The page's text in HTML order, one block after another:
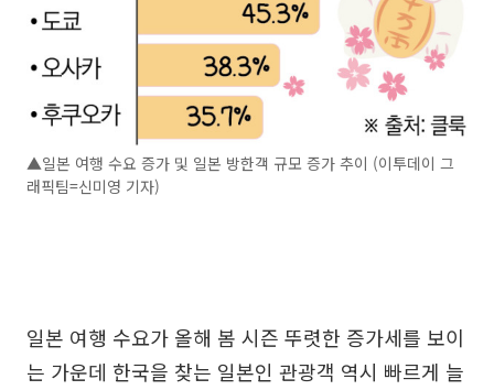
▲일본 여행 수요 증가 및 일본 방한객 규모 증가 추이 (이투데이 그
래픽팀=신미영 기자)
일본 여행 수요가 올해 봄 시즌 뚜렷한 증가세를 보이
는 가운데 한국을 찾는 일본인 관광객 역시 빠르게 늘